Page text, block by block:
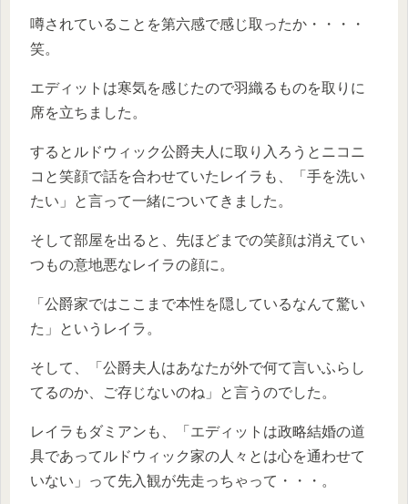
噂されていることを第六感で感じ取ったか・・・・
笑。
エディットは寒気を感じたので羽織るものを取りに
席を立ちました。
するとルドウィック公爵夫人に取り入ろうとニコニ
コと笑顔で話を合わせていたレイラも、「手を洗い
たい」と言って一緒についてきました。
そして部屋を出ると、先ほどまでの笑顔は消えてい
つもの意地悪なレイラの顔に。
「公爵家ではここまで本性を隠しているなんて驚い
た」というレイラ。
そして、「公爵夫人はあなたが外で何て言いふらし
てるのか、ご存じないのね」と言うのでした。
レイラもダミアンも、「エディットは政略結婚の道
具であってルドウィック家の人々とは心を通わせて
いない」って先入観が先走っちゃって・・・。